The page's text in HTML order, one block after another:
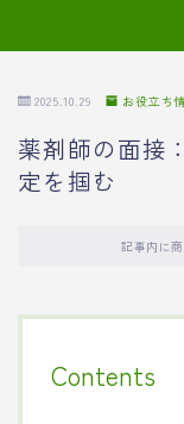
2025.10.29 お役立ち
薬剤師の面接
定を掴む
記事内に
Contents